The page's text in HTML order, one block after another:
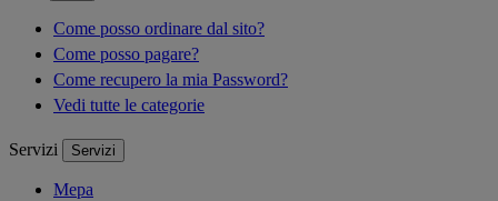
Come posso ordinare dal sito?
Come posso pagare?
Come recupero la mia Password?
Vedi tutte le categorie
Servizi Servizi
Mepa